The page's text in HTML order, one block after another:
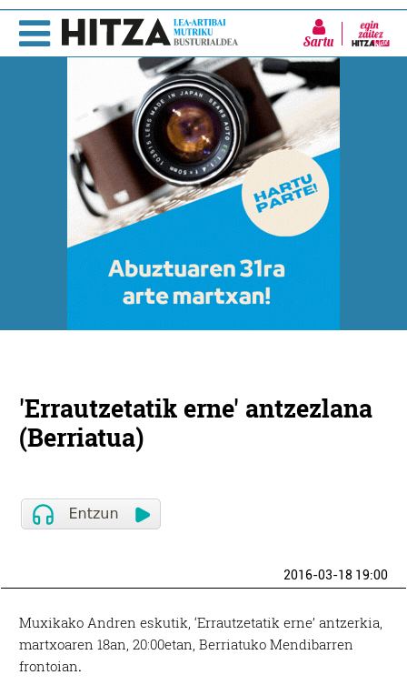
Sartu
'Errautzetatik erne' antzezlana
(Berriatua)
2016-03-18 19:00
Muxikako Andren eskutik, ‘Errautzetatik erne’ antzerkia,
martxoaren 18an, 20:00etan, Berriatuko Mendibarren
frontoian.